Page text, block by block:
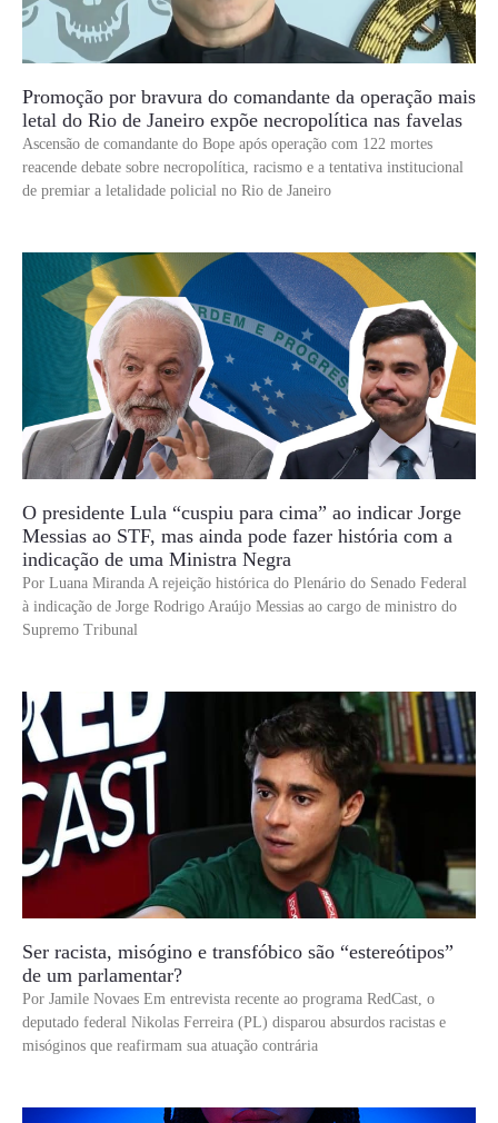
Promoção por bravura do comandante da operação mais
letal do Rio de Janeiro expõe necropolítica nas favelas
Ascensão de comandante do Bope após operação com 122 mortes
reacende debate sobre necropolítica, racismo e a tentativa institucional
de premiar a letalidade policial no Rio de Janeiro
O presidente Lula “cuspiu para cima” ao indicar Jorge
Messias ao STF, mas ainda pode fazer história com a
indicação de uma Ministra Negra
Por Luana Miranda A rejeição histórica do Plenário do Senado Federal
à indicação de Jorge Rodrigo Araújo Messias ao cargo de ministro do
Supremo Tribunal
Ser racista, misógino e transfóbico são “estereótipos”
de um parlamentar?
Por Jamile Novaes Em entrevista recente ao programa RedCast, o
deputado federal Nikolas Ferreira (PL) disparou absurdos racistas e
misóginos que reafirmam sua atuação contrária